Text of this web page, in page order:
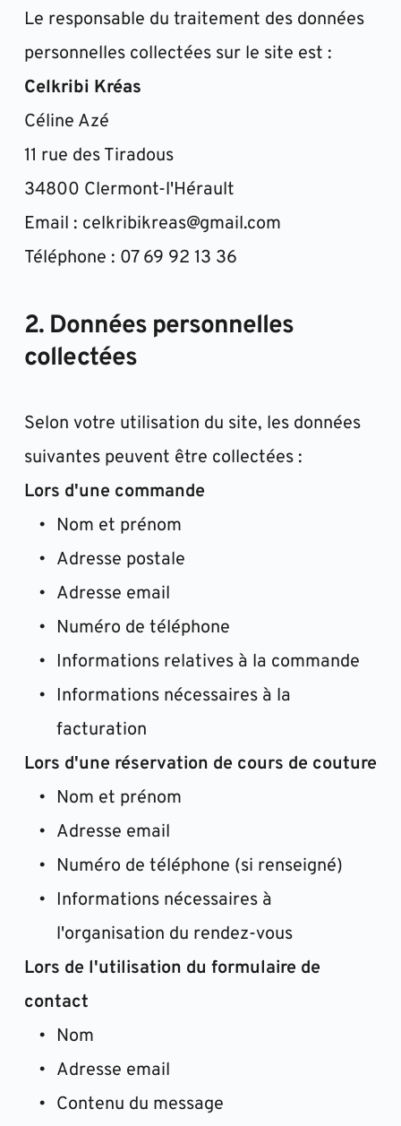
Le responsable du traitement des données
personnelles collectées sur le site est :
Celkribi Kréas
Céline Azé
11 rue des Tiradous
34800 Clermont-l'Hérault
Email : celkribikreas@gmail.com
Téléphone : 07 69 92 13 36
2. Données personnelles
collectées
Selon votre utilisation du site, les données
suivantes peuvent être collectées :
Lors d'une commande
Nom et prénom
Adresse postale
Adresse email
Numéro de téléphone
Informations relatives à la commande
Informations nécessaires à la
facturation
Lors d'une réservation de cours de couture
Nom et prénom
Adresse email
Numéro de téléphone (si renseigné)
Informations nécessaires à
l'organisation du rendez-vous
Lors de l'utilisation du formulaire de
contact
Nom
Adresse email
Contenu du message